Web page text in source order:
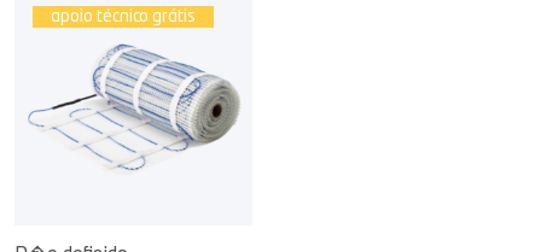
apoio técnico grátis